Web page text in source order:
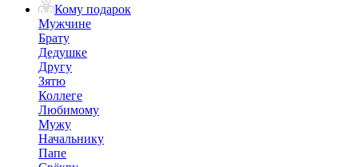
Кому подарок
Мужчине
Брату
Дедушке
Другу
Зятю
Коллеге
Любимому
Мужу
Начальнику
Папе